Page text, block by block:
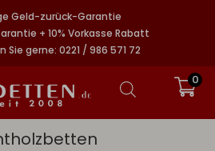
Geld-zurück-Garantie
+ 10% Vorkasse Rabatt
Sie gerne: 0221 / 986 571 72
0